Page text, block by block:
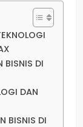
BISNIS DI
DAN
BISNIS DI